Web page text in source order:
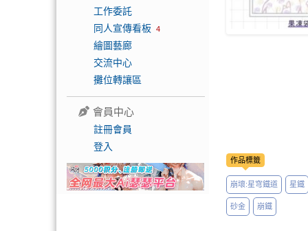
工作委託
同人宣傳看板 4
繪圖藝廊
交流中心
攤位轉讓區
會員中心
註冊會員
登入
作品標籤
崩壞:星穹鐵道 星鐵
砂金 崩鐵